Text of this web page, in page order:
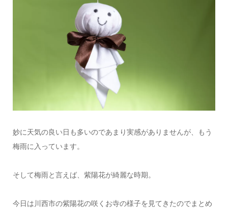
妙に天気の良い日も多いのであまり実感がありませんが、もう
梅雨に入っています。
そして梅雨と言えば、紫陽花が綺麗な時期。
今日は川西市の紫陽花の咲くお寺の様子を見てきたのでまとめ